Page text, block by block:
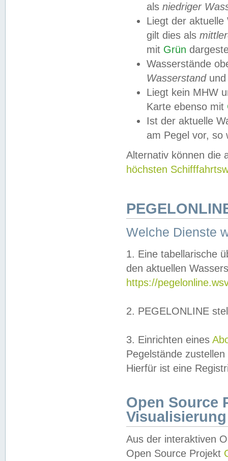
als niedriger
Liegt der
gilt dies als
mit Grün
Wasserstände
Wasserstandund
Liegt kein MHW
Karte ebenso mit
Ist der aktuelle
am Pegel vor,
Alternativ können die
höchsten
Welche Dienste
1. Eine tabellarische
den aktuellen
https://
2. PEGELONLINE
3. Einrichten eines
Pegelstände
Hierfür ist eine
Open Source
Visualisierung
Aus der interaktiven
Open Source Projekt